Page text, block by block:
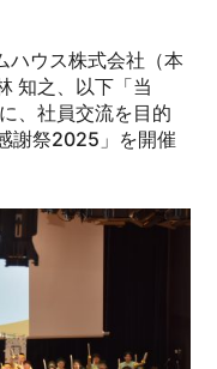
ハウス株式会社（本
知之、以下「当
、社員交流を目的
謝祭2025」を開催